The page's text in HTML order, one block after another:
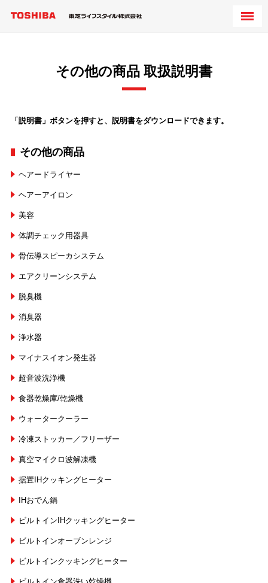
その他の商品 取扱説明書
「説明書」ボタンを押すと、説明書をダウンロードできます。
その他の商品
ヘアードライヤー
ヘアーアイロン
美容
体調チェック用器具
骨伝導スピーカシステム
エアクリーンシステム
脱臭機
消臭器
浄水器
マイナスイオン発生器
超音波洗浄機
食器乾燥庫/乾燥機
ウォータークーラー
冷凍ストッカー／フリーザー
真空マイクロ波解凍機
据置IHクッキングヒーター
IHおでん鍋
ビルトインIHクッキングヒーター
ビルトインオーブンレンジ
ビルトインクッキングヒーター